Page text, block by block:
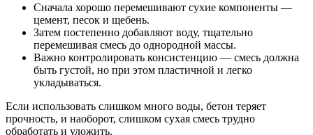
Сначала хорошо перемешивают сухие компоненты —
цемент, песок и щебень.
Затем постепенно добавляют воду, тщательно
перемешивая смесь до однородной массы.
Важно контролировать консистенцию — смесь должна
быть густой, но при этом пластичной и легко
укладываться.
Если использовать слишком много воды, бетон теряет
прочность, и наоборот, слишком сухая смесь трудно
обработать и уложить.